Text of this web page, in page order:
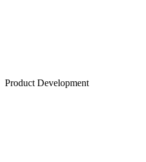
Product Development